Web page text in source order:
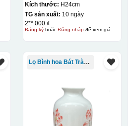
Kích thước: H24cm
TG sản xuất: 10 ngày
2**.000 ₫
Đăng kýhoặc Đăng nhậpđể xem giá
Lọ Bình hoa Bát Tràng in logo